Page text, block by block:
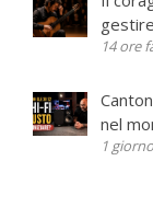
14 ore
nel
1